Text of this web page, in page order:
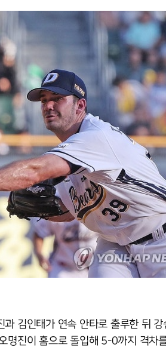
김인태가 연속 안타로 출루한 뒤
명진이 홈으로 돌입해 5-0까지 격차